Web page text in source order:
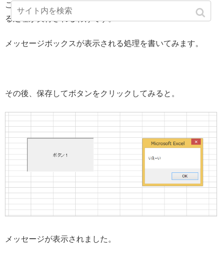
このボタンが押されると、このサブルーチンに書かれてい
る処理が実行されるわけです。
メッセージボックスが表示される処理を書いてみます。
その後、保存してボタンをクリックしてみると。
メッセージが表示されました。